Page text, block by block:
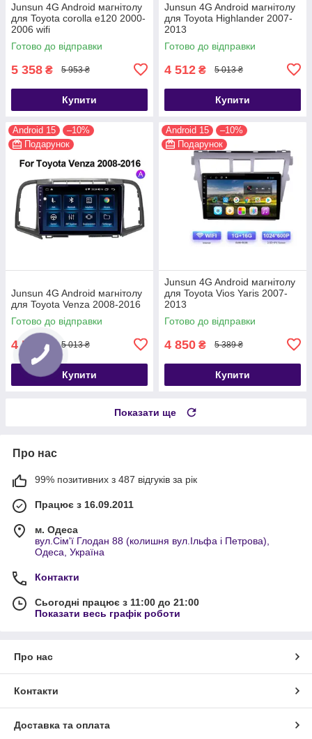
Junsun 4G Android магнітолу
для Toyota corolla e120 2000-
2006 wifi
Готово до відправки
5 358 ₴ 5 953 ₴
Купити
Junsun 4G Android магнітолу
для Toyota Highlander 2007-
2013
Готово до відправки
4 512 ₴ 5 013 ₴
Купити
Android 15
–10%
Подарунок
Junsun 4G Android магнітолу
для Toyota Venza 2008-2016
Готово до відправки
4 512 ₴ 5 013 ₴
Купити
Android 15
–10%
Подарунок
Junsun 4G Android магнітолу
для Toyota Vios Yaris 2007-
2013
Готово до відправки
4 850 ₴ 5 389 ₴
Купити
Показати ще
Про нас
99% позитивних з 487 відгуків за рік
Працює з 16.09.2011
м. Одеса
вул.Сім'ї Глодан 88 (колишня вул.Ільфа і Петрова),
Одеса, Україна
Контакти
Сьогодні працює з 11:00 до 21:00
Показати весь графік роботи
Про нас
Контакти
Доставка та оплата